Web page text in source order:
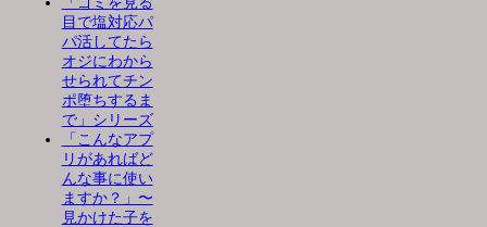
目で塩対応パ
パ活してたら
オジにわから
せられてチン
ポ堕ちするま
で」シリーズ
「こんなアプ
リがあればど
んな事に使い
ますか？」〜
見かけた子を